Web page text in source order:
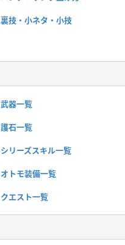
裏技・小ネタ・小技
武器一覧
護石一覧
シリーズスキル一覧
オトモ装備一覧
クエスト一覧